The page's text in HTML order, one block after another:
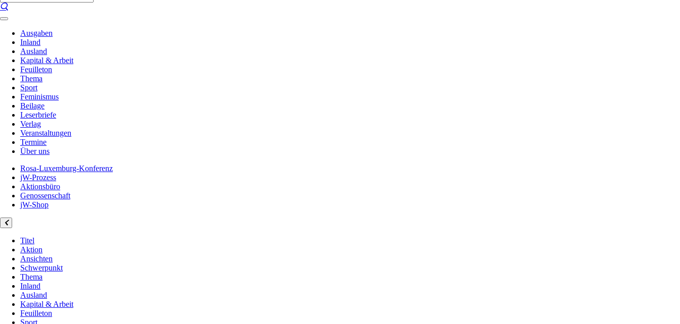
Ausgaben
Inland
Ausland
Kapital & Arbeit
Feuilleton
Thema
Sport
Feminismus
Beilage
Leserbriefe
Verlag
Veranstaltungen
Termine
Über uns
Rosa-Luxemburg-Konferenz
jW-Prozess
Aktionsbüro
Genossenschaft
jW-Shop
Titel
Aktion
Ansichten
Schwerpunkt
Thema
Inland
Ausland
Kapital & Arbeit
Feuilleton
Sport